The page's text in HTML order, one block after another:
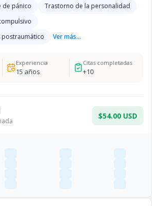
de pánico
Trastorno de la personalidad
Ver más...
Experiencia
15 años
Citas completadas
+10
$54.00 USD